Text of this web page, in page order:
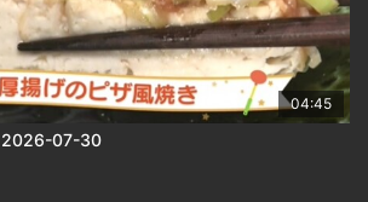
04:45
2026-07-30